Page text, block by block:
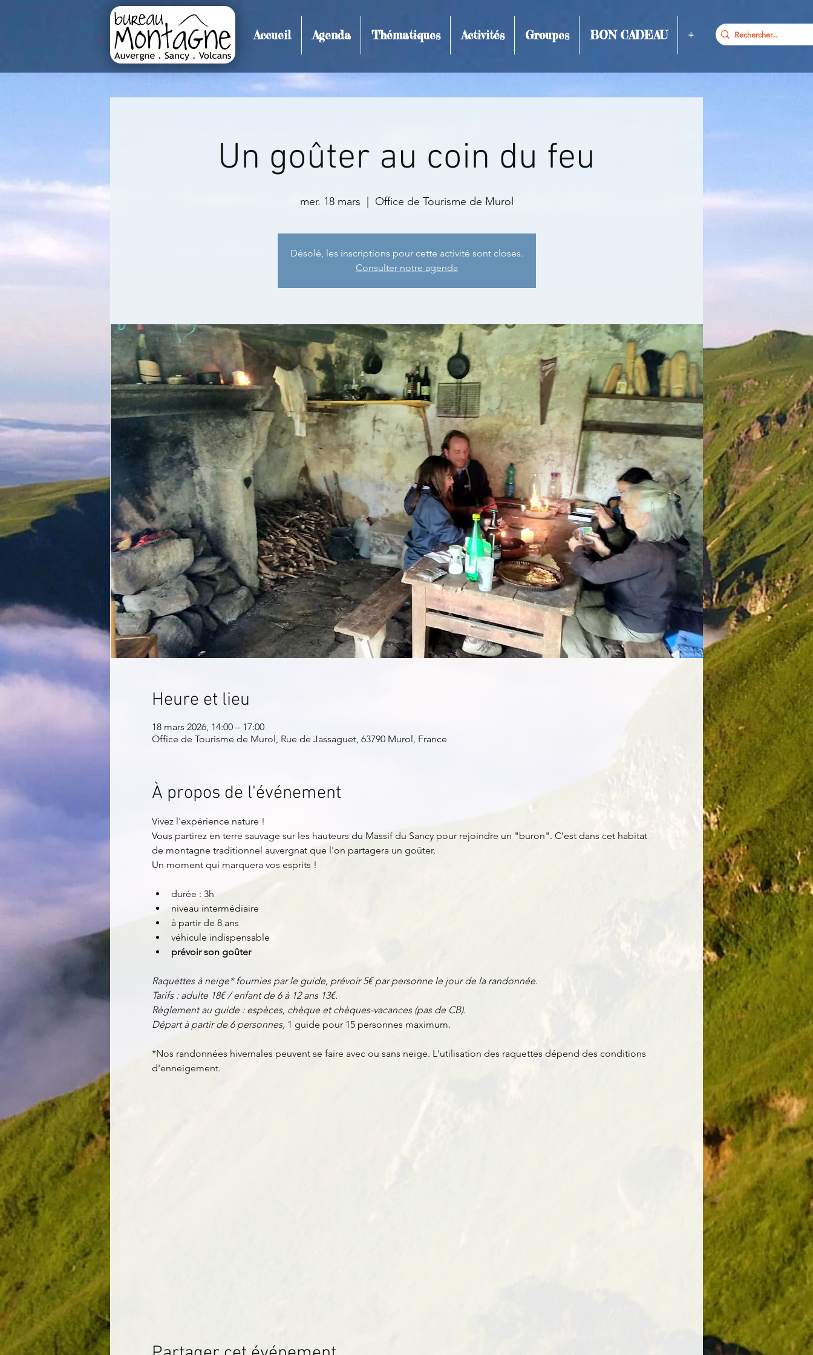
Accueil Agenda Thématiques Activités Groupes BON CADEAU +
Détails de l'événement et inscription
Un goûter au coin du feu
mer. 18 mars Office de Tourisme de Murol
Désolé, les inscriptions pour cette activité sont closes.
Consulter notre agenda
Heure et lieu
18 mars 2026, 14:00 – 17:00
Office de Tourisme de Murol, Rue de Jassaguet, 63790 Murol, France
À propos de l'événement
Vivez l'expérience nature !
Vous partirez en terre sauvage sur les hauteurs du Massif du Sancy pour rejoindre un "buron". C'est dans cet habitat
de montagne traditionnel auvergnat que l'on partagera un goûter.
Un moment qui marquera vos esprits !
durée : 3h
niveau intermédiaire
à partir de 8 ans
véhicule indispensable
prévoir son goûter
Raquettes à neige* fournies par le guide, prévoir 5€ par personne le jour de la randonnée.
Tarifs : adulte 18€ / enfant de 6 à 12 ans 13€.
Règlement au guide : espèces, chèque et chèques-vacances (pas de CB).
Départ à partir de 6 personnes, 1 guide pour 15 personnes maximum.
*Nos randonnées hivernales peuvent se faire avec ou sans neige. L'utilisation des raquettes dépend des conditions
d'enneigement.